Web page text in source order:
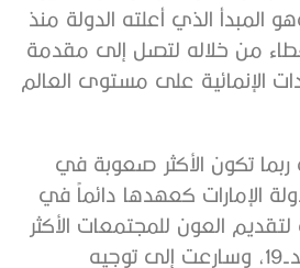
وهو المبدأ الذي أعلته الدولة منذ
من خلاله لتصل إلى مقدمة
الإنمائية على مستوى العالم
ربما تكون الأكثر صعوبة في
الإمارات كعهدها دائماً في
العون للمجتمعات الأكثر
تضرراً من جائحة كوفيد-19، وسارعت إلى توجيه